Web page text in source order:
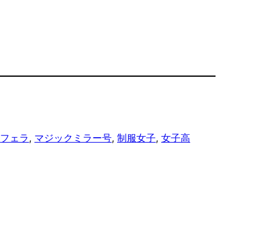
フェラ, マジックミラー号, 制服女子, 女子高